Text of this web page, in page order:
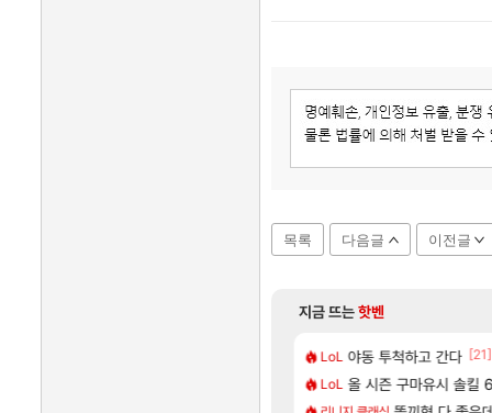
목록 다음글 이전글
지금 뜨는핫벤
LoL 야동 투척하고 간다 [21]
LoL 올 시즌 구마유시 솔
아스오라 아사쿠라 마이 성우
아스오라 아스오라 성우 정보